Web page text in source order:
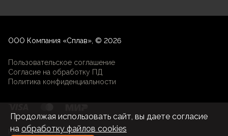
ООО Компания «Сплав», © 2026
Пользовательское соглашение
Согласие на обработку ПД
Политика конфиденциальности
Разработка и развитие
Продолжая использовать сайт, вы даете согласие
на обработку файлов cookies